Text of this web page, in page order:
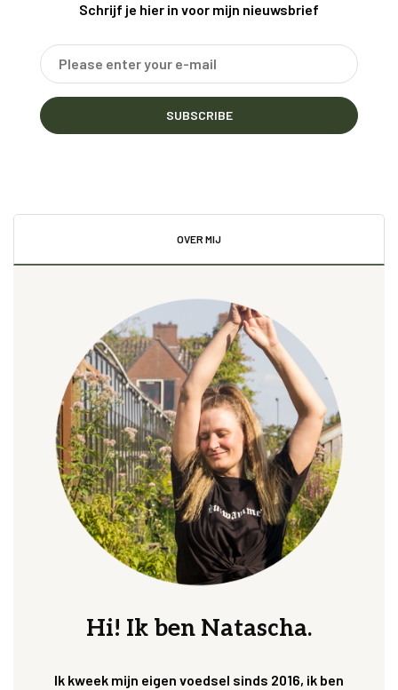
Schrijf je hier in voor mijn nieuwsbrief
SUBSCRIBE
OVER MIJ
Hi! Ik ben Natascha.
Ik kweek mijn eigen voedsel sinds 2016, ik ben